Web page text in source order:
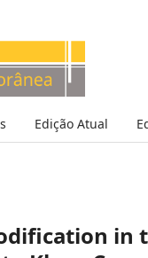
Edição Atual
in